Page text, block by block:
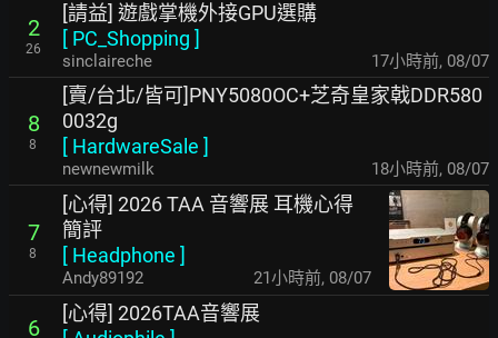
2
26
[請益] 遊戲掌機外接GPU選購
[ PC_Shopping ]
sinclaireche 17小時前, 08/07
8
8
[賣/台北/皆可]PNY5080OC+芝奇皇家戟DDR580
0032g
[ HardwareSale ]
newnewmilk 18小時前, 08/07
7
8
[心得] 2026 TAA 音響展 耳機心得
簡評
[ Headphone ]
Andy89192 21小時前, 08/07
6
[心得] 2026TAA音響展